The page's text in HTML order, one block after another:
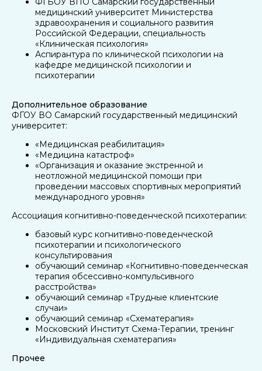
медицинский университет Министерства
здравоохранения и социального развития
Российской Федерации, специальность
«Клиническая психология»
Аспирантура по клинической психологии на
кафедре медицинской психологии и
психотерапии
Дополнительное образование
ФГОУ ВО Самарский государственный медицинский
университет:
«Медицинская реабилитация»
«Медицина катастроф»
«Организация и оказание экстренной и
неотложной медицинской помощи при
проведении массовых спортивных мероприятий
международного уровня»
Ассоциация когнитивно-поведенческой психотерапии:
базовый курс когнитивно-поведенческой
психотерапии и психологического
консультирования
обучающий семинар «Когнитивно-поведенческая
терапия обсессивно-компульсивного
расстройства»
обучающий семинар «Трудные клиентские
случаи»
обучающий семинар «Схематерапия»
Московский Институт Схема-Терапии, тренинг
«Индивидуальная схематерапия»
Прочее